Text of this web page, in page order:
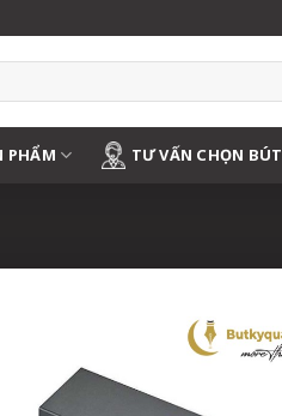
PHẨM TƯ VẤN CHỌN BÚT